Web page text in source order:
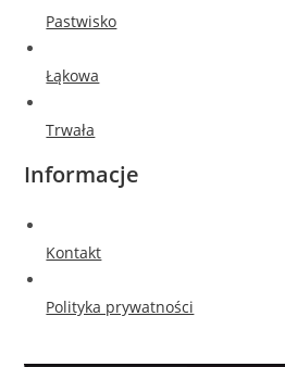
Pastwisko
Łąkowa
Trwała
Informacje
Kontakt
Polityka prywatności